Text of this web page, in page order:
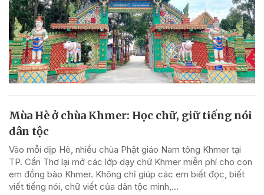
Mùa Hè ở chùa Khmer: Học chữ, giữ tiếng nói
dân tộc
Vào mỗi dịp Hè, nhiều chùa Phật giáo Nam tông Khmer tại
TP. Cần Thơ lại mở các lớp dạy chữ Khmer miễn phí cho con
em đồng bào Khmer. Không chỉ giúp các em biết đọc, biết
viết tiếng nói, chữ viết của dân tộc mình,...